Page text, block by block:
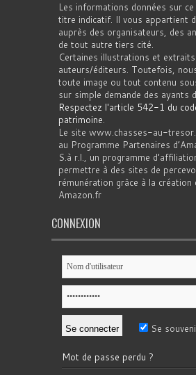
Les informations données sur
titre indicatif. Il vous appartient
auprès des organisateurs, des
de tout autre tiers cité.
Certaines illustrations et
auteurs/éditeurs. Toutefois,
toute image ou tout contenu
sur simple demande des ayants
Respectez l'article 542-1 du
patrimoine.
Le site www.chasses-au-
au Programme Partenaires
S.à r.l., un programme
permettre à des sites de
rémunération grâce à la création
Amazon.fr
CONNEXION
Se
Mot de passe perdu ?